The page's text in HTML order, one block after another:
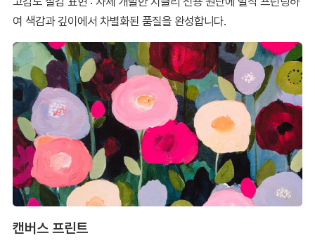
여 색감과 깊이에서 차별화된 품질을 완성합니다.
캔버스 프린트